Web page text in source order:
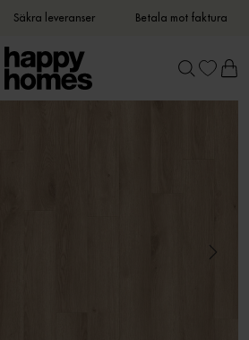
Säkra leveranser Betala mot faktura